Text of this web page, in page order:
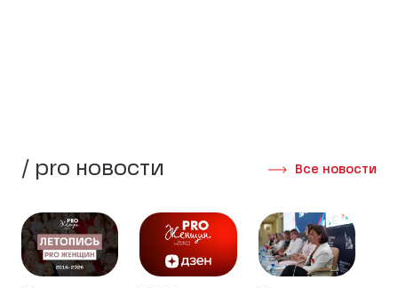
/ pro новости Все новости